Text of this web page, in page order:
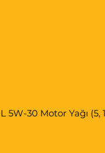
30 Motor Yağı (5,